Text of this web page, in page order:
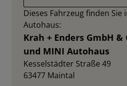
Dieses Fahrzeug finden Sie
Autohaus:
Krah + Enders GmbH &
und MINI Autohaus
Kesselstädter Straße 49
63477 Maintal